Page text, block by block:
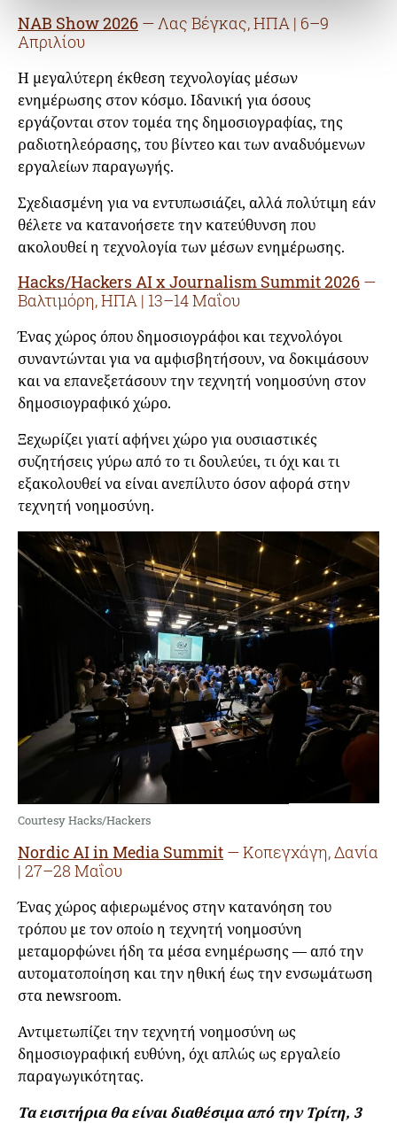
NAB Show 2026 — Λας Βέγκας, ΗΠΑ | 6–9
Απριλίου
Η μεγαλύτερη έκθεση τεχνολογίας μέσων
ενημέρωσης στον κόσμο. Ιδανική για όσους
εργάζονται στον τομέα της δημοσιογραφίας, της
ραδιοτηλεόρασης, του βίντεο και των αναδυόμενων
εργαλείων παραγωγής.
Σχεδιασμένη για να εντυπωσιάζει, αλλά πολύτιμη εάν
θέλετε να κατανοήσετε την κατεύθυνση που
ακολουθεί η τεχνολογία των μέσων ενημέρωσης.
Hacks/Hackers AI x Journalism Summit 2026 —
Βαλτιμόρη, ΗΠΑ | 13–14 Μαΐου
Ένας χώρος όπου δημοσιογράφοι και τεχνολόγοι
συναντώνται για να αμφισβητήσουν, να δοκιμάσουν
και να επανεξετάσουν την τεχνητή νοημοσύνη στον
δημοσιογραφικό χώρο.
Ξεχωρίζει γιατί αφήνει χώρο για ουσιαστικές
συζητήσεις γύρω από το τι δουλεύει, τι όχι και τι
εξακολουθεί να είναι ανεπίλυτο όσον αφορά στην
τεχνητή νοημοσύνη.
Courtesy Hacks/Hackers
Nordic AI in Media Summit — Κοπεγχάγη, Δανία
| 27–28 Μαΐου
Ένας χώρος αφιερωμένος στην κατανόηση του
τρόπου με τον οποίο η τεχνητή νοημοσύνη
μεταμορφώνει ήδη τα μέσα ενημέρωσης — από την
αυτοματοποίηση και την ηθική έως την ενσωμάτωση
στα newsroom.
Αντιμετωπίζει την τεχνητή νοημοσύνη ως
δημοσιογραφική ευθύνη, όχι απλώς ως εργαλείο
παραγωγικότητας.
Τα εισιτήρια θα είναι διαθέσιμα από την Τρίτη, 3